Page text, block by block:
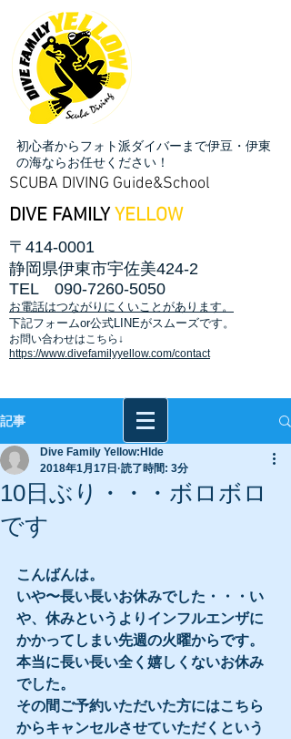
初心者からフォト派ダイバーまで伊豆・伊東
の海ならお任せください！
SCUBA DIVING Guide&School
DIVE FAMILY YELLOW
〒414-0001
静岡県伊東市宇佐美424-2
TEL 090-7260-5050
お電話はつながりにくいことがあります。
​下記フォームor公式LINEがスムーズです。
お問い合わせはこちら↓
https://www.divefamilyyellow.com/contact
記事
10日ぶり・・・ボロボロ
です
Dive Family Yellow:HIde
2018年1月17日 読了時間: 3分
こんばんは。
いや〜長い長いお休みでした・・・い
や、休みというよりインフルエンザに
かかってしまい先週の火曜からです。
本当に長い長い全く嬉しくないお休み
でした。
その間ご予約いただいた方にはこちら
からキャンセルさせていただくという